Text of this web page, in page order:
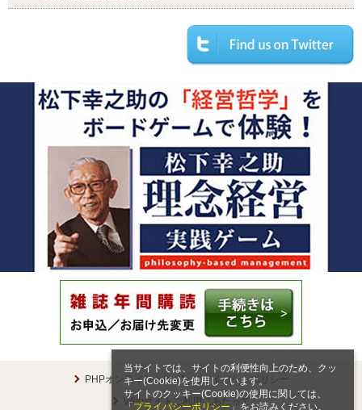
当サイトでは、サイトの利便性向上のため、クッ
キー(Cookie)を使用しています。
サイトのクッキー(Cookie)の使用に関しては、
「 プライバシーポリシー 」をお読みください。
PHPオンラインとは
プライバシーポリシー
Webサイトご利用にあたって